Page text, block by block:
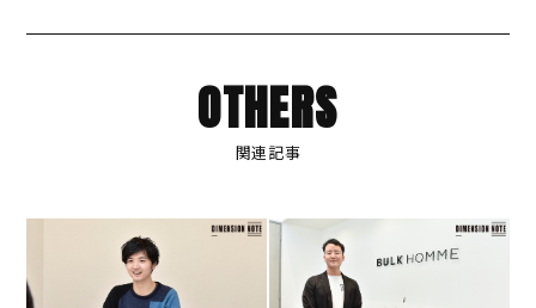
OTHERS
関連記事